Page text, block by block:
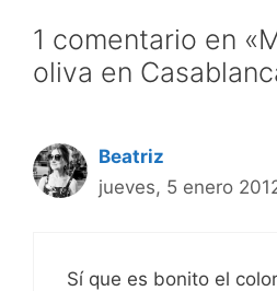
1 comentario en
oliva en
Beatriz
jueves, 5 enero
Sí que es bonito el